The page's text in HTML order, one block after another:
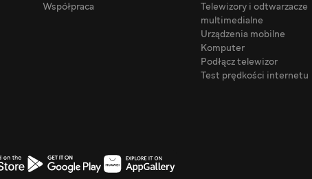
Współpraca
Telewizory i odtwarzacze
multimedialne
Urządzenia mobilne
Komputer
Podłącz telewizor
Test prędkości internetu